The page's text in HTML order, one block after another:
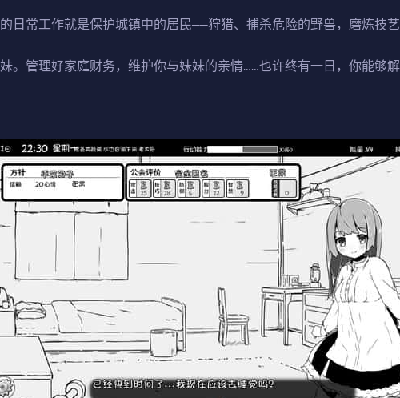
日常工作就是保护城镇中的居民——狩猎、捕杀危险的野兽，磨炼技
。管理好家庭财务，维护你与妹妹的亲情……也许终有一日，你能够